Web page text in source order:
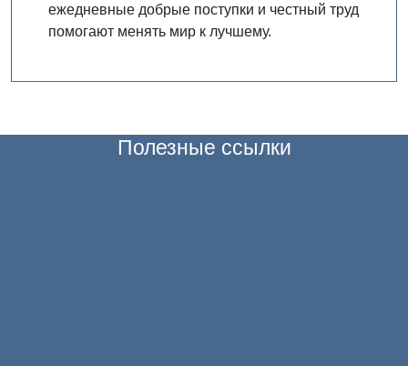
ежедневные добрые поступки и честный труд
помогают менять мир к лучшему.
Полезные ссылки